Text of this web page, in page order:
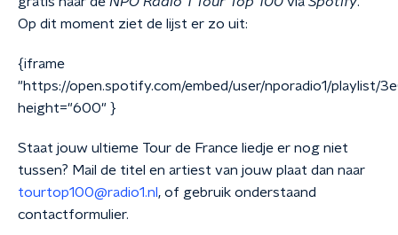
Op dit moment ziet de lijst er zo uit:
{iframe
"https://open.spotify.com/embed/user/nporadio1/playlist/
height="600" }
Staat jouw ultieme Tour de France liedje er nog niet
tussen? Mail de titel en artiest van jouw plaat dan naar
tourtop100@radio1.nl , of gebruik onderstaand
contactformulier.